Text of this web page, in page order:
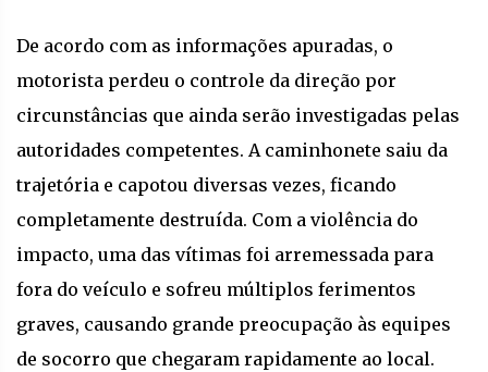
De acordo com as informações apuradas, o
motorista perdeu o controle da direção por
circunstâncias que ainda serão investigadas pelas
autoridades competentes. A caminhonete saiu da
trajetória e capotou diversas vezes, ficando
completamente destruída. Com a violência do
impacto, uma das vítimas foi arremessada para
fora do veículo e sofreu múltiplos ferimentos
graves, causando grande preocupação às equipes
de socorro que chegaram rapidamente ao local.